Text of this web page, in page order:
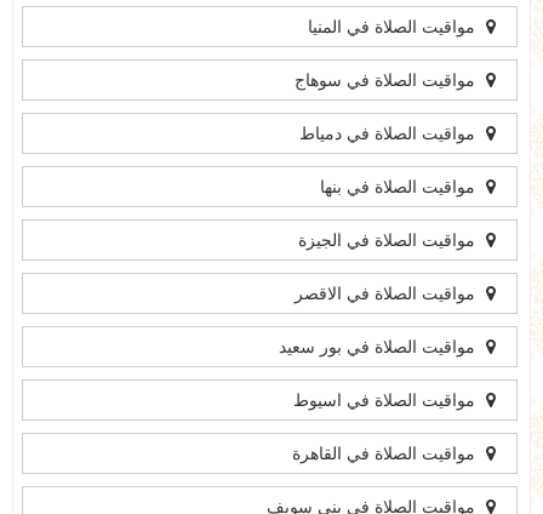
مواقيت الصلاة في المنيا
مواقيت الصلاة في سوهاج
مواقيت الصلاة في دمياط
مواقيت الصلاة في بنها
مواقيت الصلاة في الجيزة
مواقيت الصلاة في الاقصر
مواقيت الصلاة في بور سعيد
مواقيت الصلاة في اسيوط
مواقيت الصلاة في القاهرة
مواقيت الصلاة في بني سويف